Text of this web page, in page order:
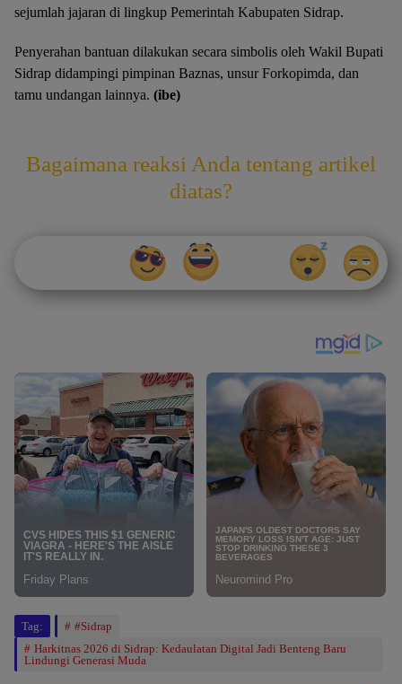
sejumlah jajaran di lingkup Pemerintah Kabupaten Sidrap.
Penyerahan bantuan dilakukan secara simbolis oleh Wakil Bupati
Sidrap didampingi pimpinan Baznas, unsur Forkopimda, dan
tamu undangan lainnya. (ibe)
Bagaimana reaksi Anda tentang artikel
diatas?
Tag:
#Sidrap
Harkitnas 2026 di Sidrap: Kedaulatan Digital Jadi Benteng Baru
Lindungi Generasi Muda